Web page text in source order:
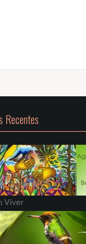
Recentes
Viver